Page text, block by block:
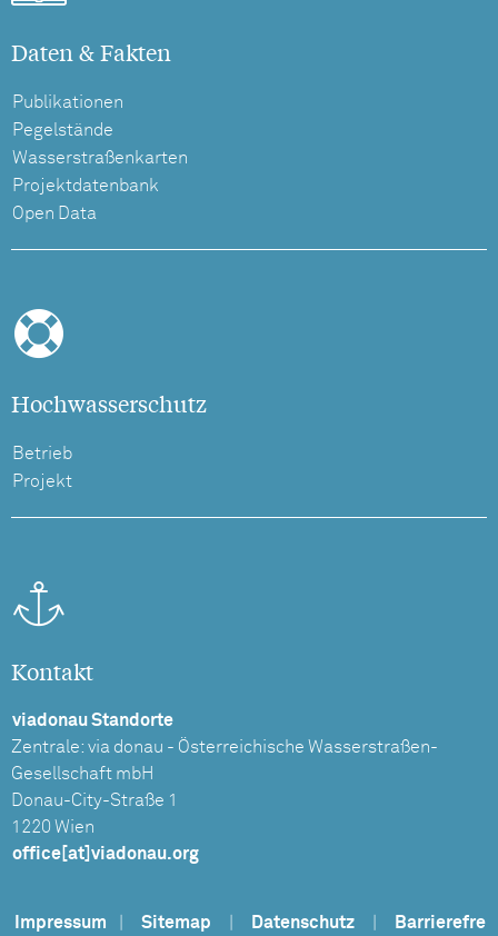
Daten & Fakten
Publikationen
Pegelstände
Wasserstraßenkarten
Projektdatenbank
Open Data
Hochwasserschutz
Betrieb
Projekt
Kontakt
viadonau Standorte
Zentrale: via donau - Österreichische Wasserstraßen-
Gesellschaft mbH
Donau-City-Straße 1
1220 Wien
office[at]viadonau.org
Impressum Sitemap Datenschutz Barrierefre